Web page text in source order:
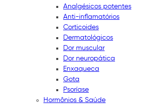
Analgésicos potentes
Anti-inflamatórios
Corticoides
Dermatológicos
Dor muscular
Dor neuropática
Enxaqueca
Gota
Psoríase
Hormônios & Saúde